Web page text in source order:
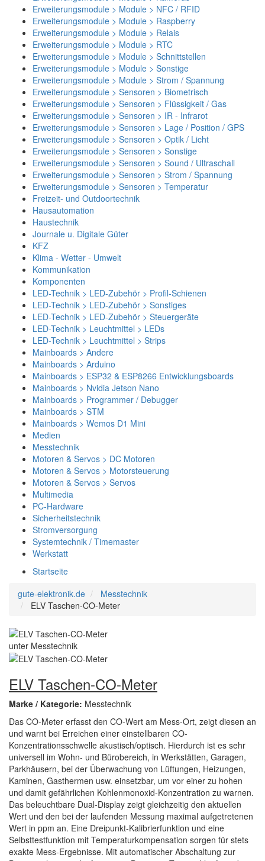
Erweiterungsmodule > Module > NFC / RFID
Erweiterungsmodule > Module > Raspberry
Erweiterungsmodule > Module > Relais
Erweiterungsmodule > Module > RTC
Erweiterungsmodule > Module > Schnittstellen
Erweiterungsmodule > Module > Sonstige
Erweiterungsmodule > Module > Strom / Spannung
Erweiterungsmodule > Sensoren > Biometrisch
Erweiterungsmodule > Sensoren > Flüssigkeit / Gas
Erweiterungsmodule > Sensoren > IR - Infrarot
Erweiterungsmodule > Sensoren > Lage / Position / GPS
Erweiterungsmodule > Sensoren > Optik / Licht
Erweiterungsmodule > Sensoren > Sonstige
Erweiterungsmodule > Sensoren > Sound / Ultraschall
Erweiterungsmodule > Sensoren > Strom / Spannung
Erweiterungsmodule > Sensoren > Temperatur
Freizeit- und Outdoortechnik
Hausautomation
Haustechnik
Journale u. Digitale Güter
KFZ
Klima - Wetter - Umwelt
Kommunikation
Komponenten
LED-Technik > LED-Zubehör > Profil-Schienen
LED-Technik > LED-Zubehör > Sonstiges
LED-Technik > LED-Zubehör > Steuergeräte
LED-Technik > Leuchtmittel > LEDs
LED-Technik > Leuchtmittel > Strips
Mainboards > Andere
Mainboards > Arduino
Mainboards > ESP32 & ESP8266 Entwicklungsboards
Mainboards > Nvidia Jetson Nano
Mainboards > Programmer / Debugger
Mainboards > STM
Mainboards > Wemos D1 Mini
Medien
Messtechnik
Motoren & Servos > DC Motoren
Motoren & Servos > Motorsteuerung
Motoren & Servos > Servos
Multimedia
PC-Hardware
Sicherheitstechnik
Stromversorgung
Systemtechnik / Timemaster
Werkstatt
Startseite
gute-elektronik.de
Messtechnik
ELV Taschen-CO-Meter
ELV Taschen-CO-Meter
Marke / Kategorie: Messtechnik
Das CO-Meter erfasst den CO-Wert am Mess-Ort, zeigt diesen an
und warnt bei Erreichen einer einstellbaren CO-
Konzentrationsschwelle akustisch/optisch. Hierdurch ist es sehr
universell im Wohn- und Bürobereich, in Werkstätten, Garagen,
Parkhäusern, bei der Überwachung von Lüftungen, Heizungen,
Kaminen, Gasthermen usw. einsetzbar, um vor einer zu hohen
und damit gefährlichen Kohlenmonoxid-Konzentration zu warnen.
Das beleuchtbare Dual-Display zeigt gleichzeitig den aktuellen
Wert und den bei der laufenden Messung maximal aufgetretenen
Wert in ppm an. Eine Dreipunkt-Kalibrierfunktion und eine
Selbsttestfunktion mit Temperaturkompensation sorgen für stets
exakte Mess-Ergebnisse. Mit automatischer Abschaltung zur